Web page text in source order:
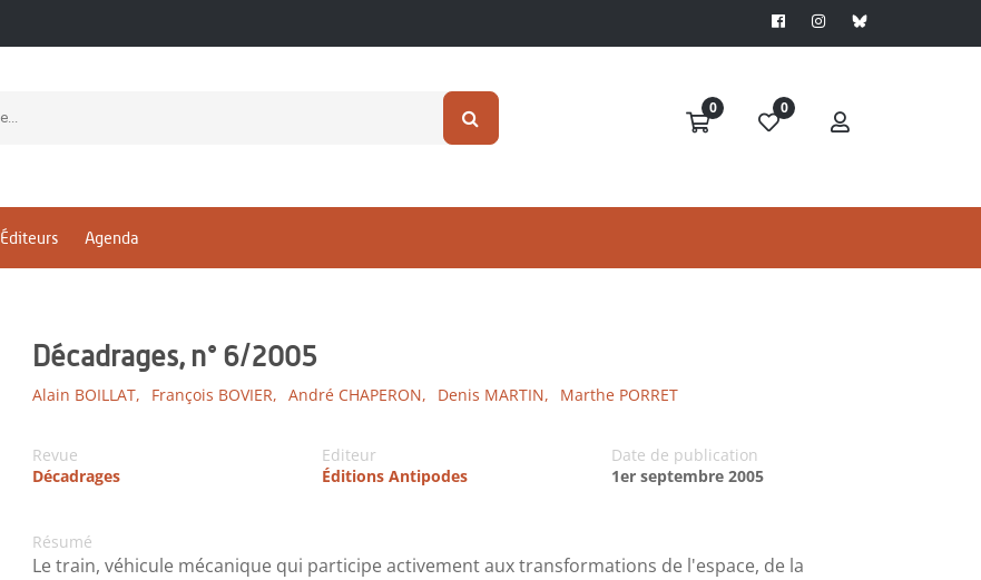
0 0
Éditeurs Agenda
Décadrages, n° 6/2005
Alain BOILLAT, François BOVIER, André CHAPERON, Denis MARTIN, Marthe PORRET
Revue
Décadrages
Editeur
Éditions Antipodes
Date de publication
1er septembre 2005
Résumé
Le train, véhicule mécanique qui participe activement aux transformations de l'espace, de la